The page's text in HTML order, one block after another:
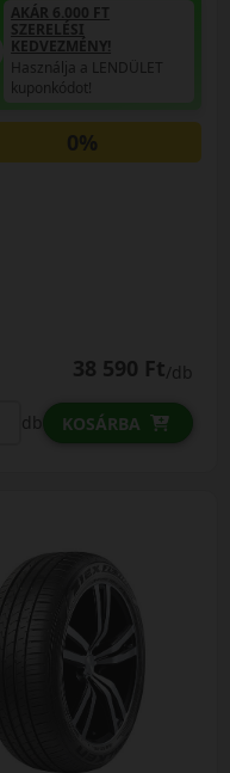
AKÁR 6.000 FT
SZERELÉSI
KEDVEZMÉNY!
Használja a LENDÜLET
kuponkódot!
0%
38 590 Ft/db
db KOSÁRBA